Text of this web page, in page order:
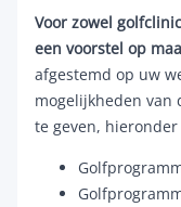
Voor zowel
een voorstel op
afgestemd op uw
mogelijkheden van
te geven,